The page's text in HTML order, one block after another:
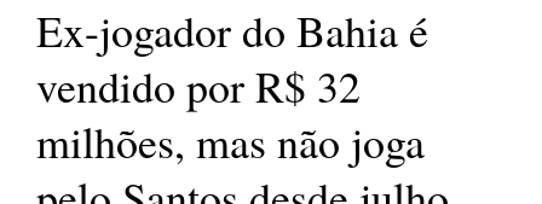
Ex-jogador do Bahia é
vendido por R$ 32
milhões, mas não joga